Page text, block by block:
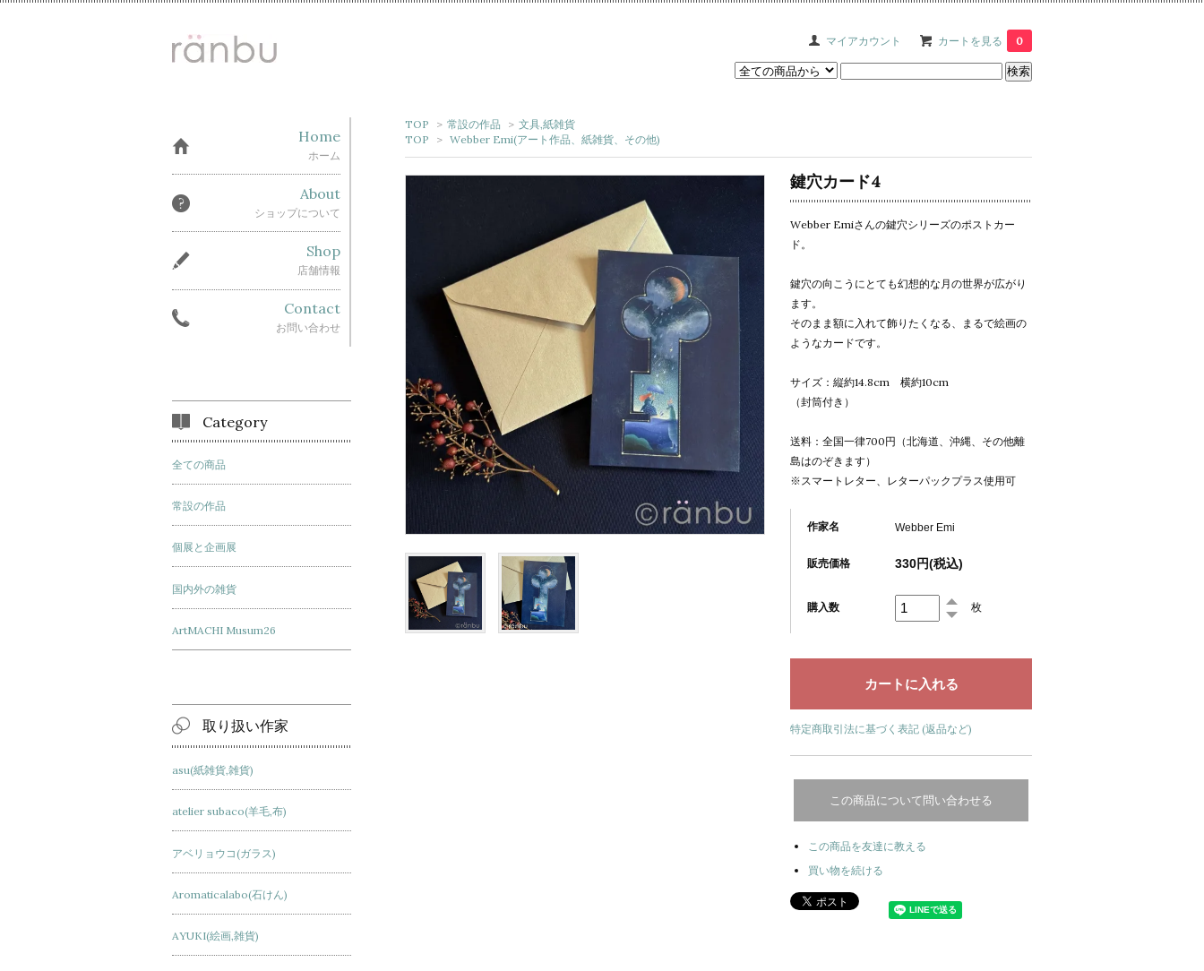
マイアカウント カートを見る 0
TOP > 常設の作品 > 文具,紙雑貨
TOP
> Webber Emi(アート作品、紙雑貨、その他)
鍵穴カード4
Webber Emiさんの鍵穴シリーズのポストカー
ド。
鍵穴の向こうにとても幻想的な月の世界が広がり
ます。
そのまま額に入れて飾りたくなる、まるで絵画の
ようなカードです。
サイズ：縦約14.8cm 横約10cm
（封筒付き）
送料：全国一律700円（北海道、沖縄、その他離
島はのぞきます）
※スマートレター、レターパックプラス使用可
作家名 Webber Emi
販売価格 330円(税込)
購入数 枚
特定商取引法に基づく表記 (返品など)
この商品について問い合わせる
この商品を友達に教える
買い物を続ける
Home
ホーム
About
ショップについて
Shop
店舗情報
Contact
お問い合わせ
Category
全ての商品
常設の作品
個展と企画展
国内外の雑貨
ArtMACHI Musum26
取り扱い作家
asu(紙雑貨,雑貨)
atelier subaco(羊毛,布)
アベリョウコ(ガラス)
Aromaticalabo(石けん)
AYUKI(絵画,雑貨)